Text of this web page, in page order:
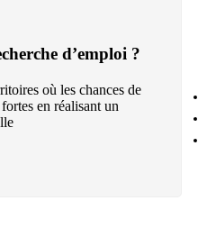
d’emploi ?
où les chances de
en réalisant un